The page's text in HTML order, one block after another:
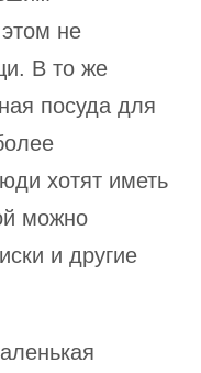
не
В то же
посуда для
хотят иметь
можно
и другие